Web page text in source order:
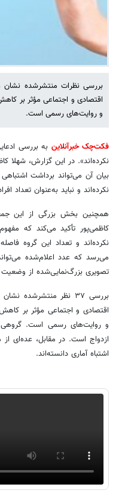
بررسی نظرات منتشرشده نشان
اقتصادی و اجتماعی مؤثر بر کاهش
و روایت‌های رسمی است.
فکت‌چک خبرآنلاین
نکرده‌اند». در این گزارش،
بیان آن می‌تواند برداشت
نکرده‌اند و نباید به‌عنوان تعداد
همچنین بخش بزرگی از این
می‌رسد که عدد اعلام‌شده
تصویری بزرگ‌نمایی‌شده از وضعیت
بررسی ۳۷ نظر
اقتصادی و اجتماعی مؤثر بر کاهش
و روایت‌های رسمی است. گروهی
ازدواج است. در مقابل، عده‌ای
اشتباه آماری دانسته‌اند.